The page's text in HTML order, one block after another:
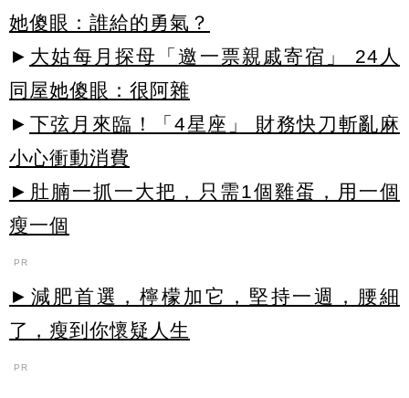
她傻眼：誰給的勇氣？
► 大姑每月探母「邀一票親戚寄宿」 24人
同屋她傻眼：很阿雜
► 下弦月來臨！「4星座」 財務快刀斬亂麻
小心衝動消費
►肚腩一抓一大把，只需1個雞蛋，用一個
瘦一個
PR
►減肥首選，檸檬加它，堅持一週，腰細
了，瘦到你懷疑人生
PR